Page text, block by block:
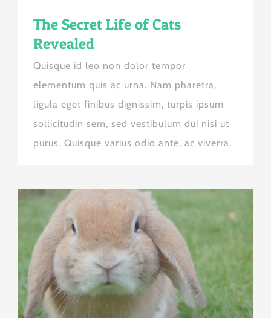
The Secret Life of Cats
Revealed
Quisque id leo non dolor tempor
elementum quis ac urna. Nam pharetra,
ligula eget finibus dignissim, turpis ipsum
sollicitudin sem, sed vestibulum dui nisi ut
purus. Quisque varius odio ante, ac viverra.